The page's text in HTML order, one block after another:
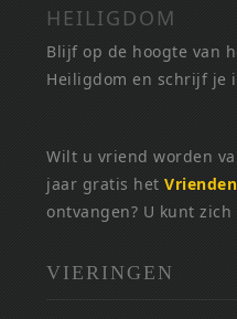
HEILIGDOM
Blijf op de hoogte van
Heiligdom en schrijf je
Wilt u vriend worden
jaar gratis het
ontvangen? U kunt zich
VIERINGEN